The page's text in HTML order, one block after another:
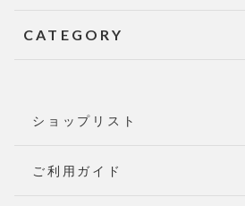
CATEGORY
ショップリスト
ご利用ガイド